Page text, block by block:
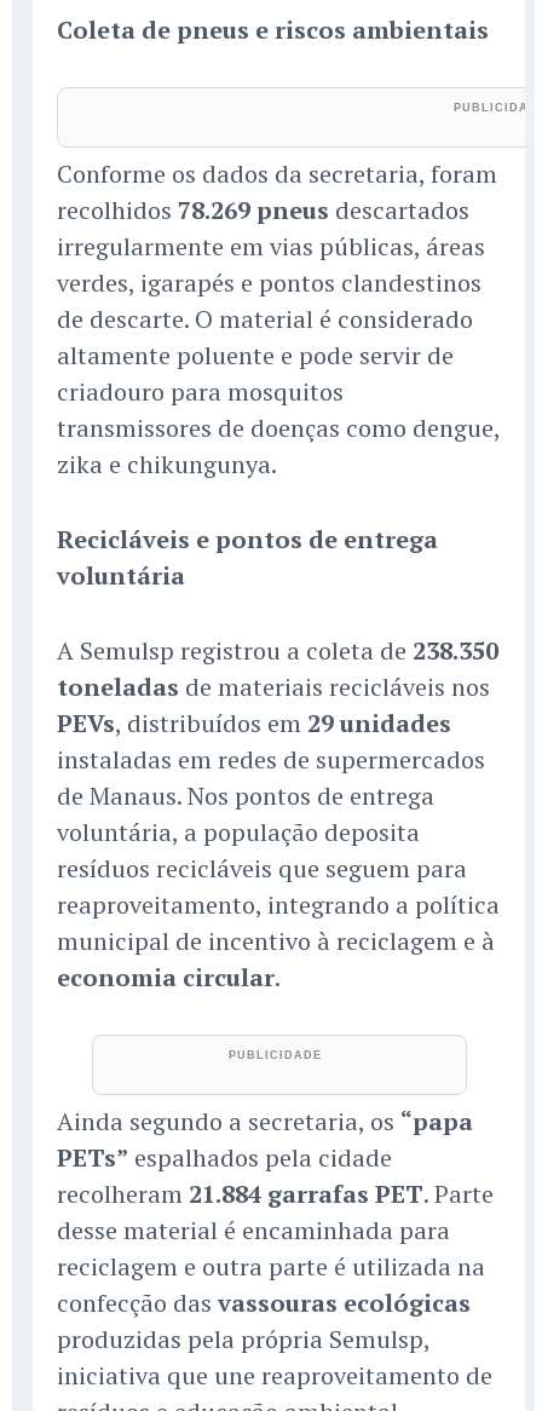
Coleta de pneus e riscos ambientais
Conforme os dados da secretaria, foram
recolhidos 78.269 pneus descartados
irregularmente em vias públicas, áreas
verdes, igarapés e pontos clandestinos
de descarte. O material é considerado
altamente poluente e pode servir de
criadouro para mosquitos
transmissores de doenças como dengue,
zika e chikungunya.
Recicláveis e pontos de entrega
voluntária
A Semulsp registrou a coleta de 238.350
toneladas de materiais recicláveis nos
PEVs, distribuídos em 29 unidades
instaladas em redes de supermercados
de Manaus. Nos pontos de entrega
voluntária, a população deposita
resíduos recicláveis que seguem para
reaproveitamento, integrando a política
municipal de incentivo à reciclagem e à
economia circular.
Ainda segundo a secretaria, os “papa
PETs” espalhados pela cidade
recolheram 21.884 garrafas PET. Parte
desse material é encaminhada para
reciclagem e outra parte é utilizada na
confecção dasvassouras ecológicas
produzidas pela própria Semulsp,
iniciativa que une reaproveitamento de